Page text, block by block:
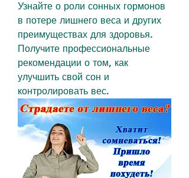
Узнайте о роли сонных гормонов
в потере лишнего веса и других
преимуществах для здоровья.
Получите профессиональные
рекомендации о том, как
улучшить свой сон и
контролировать вес.